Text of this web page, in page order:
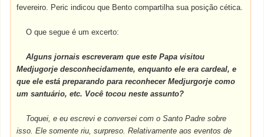
fevereiro. Peric indicou que Bento compartilha sua posição cética.
O que segue é um excerto:
Alguns jornais escreveram que este Papa visitou
Medjugorje desconhecidamente, enquanto ele era cardeal, e
que ele está preparando para reconhecer Medjurgorje como
um santuário, etc. Você tocou neste assunto?
Toquei, e eu escrevi e conversei com o Santo Padre sobre
isso. Ele somente riu, surpreso. Relativamente aos eventos de